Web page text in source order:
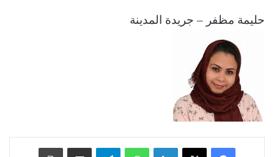
حليمة مظفر – جريدة المدينة
فيسبوك ‫X لينكدإن واتساب تيلقرام